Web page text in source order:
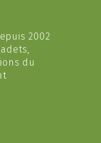
2002
du